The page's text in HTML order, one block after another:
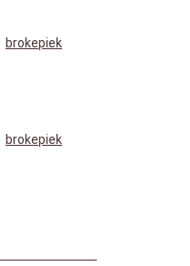
brokepiek
brokepiek